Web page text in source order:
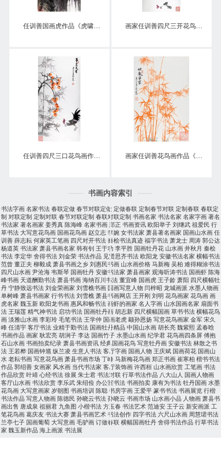
任训善国画虎作品《虎啸泉鸣》四尺整张真迹 画家任训善四尺三开花鸟画作品《硕果》
任训善四尺三口花鸟画作品《事事大吉》 画家任训善花鸟画作品《竹报平安》
书画内容索引
书法字画名家书法春联定做春节对联定做 定做春联 定制春节对联 定制春联春联定
制 对联定制 定制对联春节对联定制 春联对联定制 书画名家 书法名家 名家字画著名
书法家 著名画家 姜秀真陈海峰名家书画郑正 书画资讯欧阳举子刘继武祖爱民 行
草书法 大写意花鸟画 国画花鸟画 赵立志李婉女书法家 萧县著名画家 国画山水画任
训善薛志耘何家英工笔画 四尺对开书法秦桧书法真迹福字书法萧龙士 周涛郭公达
杨道英书法家 萧县书画名家 韩有钊 王于功 李平胜 国画牡丹花 山水画井秋月 秦桧
书法李定华舍得书法刘金荣书法作品 见贤思齐书法欧阳龙安徽书法名家 横幅书法
范曾 董正夫 柳毅成萧县书画之乡刘惠民书画 山水画价格马新梅吴柏 难得糊涂书法
四尺山水画尹沧海韦斯琴 国画牡丹安徽书法家 萧县画家 观海听涛书法 国画虾陈海
峰书画 天道酬勤书法萧县书画海纳百川书法董宜峰 国画虎 王子龄萧阳 四尺横幅牡
丹宁静致远书法刘金荣画家 刘雪樵书画 国画写意人物 闫梓昭 龙城画派 水墨人物画
单树峰萧县书画家 行书书法刘雪樵萧县书画网店 王开刚刘明 花鸟画家 花鸟画画
虎名家 魏玉新欧阳龙书画惠风和畅书法画虾的画家 名人字画 山水国画名家 扇面书
法 王瑞莲精气神书法 启功书法 国画牡丹画胡志新 四尺横幅国画草书书法横幅花鸟
画淡雅山水画李彩玲毛笔书法 王学仲 国画老虎颛孙恩扬 写意花鸟画家 金军宋久
峰任清宇客厅书法业精于勤书法 国画牡丹精品 中国山水画胡长亮魏紫熙孟春晗
书画作品 画家 耿宏亮胡涧子李达 国画竹子水墨山水画纪学君花鸟画四条屏傅抱
石山水画书画拍卖纪录萧县书画资讯经典国画花鸟写意牡丹画安徽书法林散之书
法 王若桦 国画钟馗纵兰凌 生意人书法客厅字画 国画人物 王庆斌 国画荷花 国画山
水老耘书画写意花鸟画萧县书画市场 丁峰马新梅花鸟画郑正书画崔寒柏 楷书书法
作品 郭绍善女画家 风水画 当代书法家 客厅装饰画许西桓 山水画欣赏工笔画书法
作品欣赏叶靖心经书法徐展 朱士君书法对联行草书法作品 八大山人 国画人物画
客厅山水画书法欣赏李乐武朱绍俭 办公室书法书画拍卖 康有为书法牡丹国画水墨
花鸟画 大写意画家 岁朝图 书画培训 陈聪书房字画 王爱平篆书书法书画展览行楷
书法作品 写意人物画陈德民 孙晓云书法孙晓云 书画市场 山水画小品 人物画萧县书
画出售 唐成泉 祖丽君 九鱼图 小楷书法方玉春书法艺术范迪安 王子云 新安画派 工
笔花鸟画葛庆友书法大赛萧县书画艺术书法创作 四字书法六尺山水画 周慧珺书法
兰亭七子 国画葡萄 大写意画毛驴画订做春联横幅国画牡丹舍得书法作品 行草书法
家 魏玉新作品 海上画派 书法展